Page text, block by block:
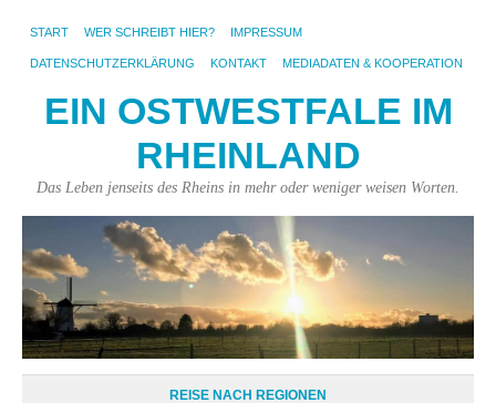
START WER SCHREIBT HIER? IMPRESSUM
DATENSCHUTZERKLÄRUNG KONTAKT MEDIADATEN & KOOPERATION
EIN OSTWESTFALE IM
RHEINLAND
Das Leben jenseits des Rheins in mehr oder weniger weisen Worten.
REISE NACH REGIONEN